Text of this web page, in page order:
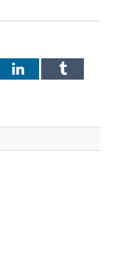
LinkedInTumblr